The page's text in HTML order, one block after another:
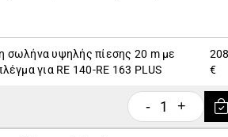
σωλήνα υψηλής πίεσης 20 m με
για RE 140-RE 163 PLUS
€
- 1 +